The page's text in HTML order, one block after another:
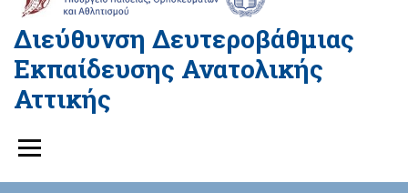
Διεύθυνση Δευτεροβάθμιας
Εκπαίδευσης Ανατολικής
Αττικής